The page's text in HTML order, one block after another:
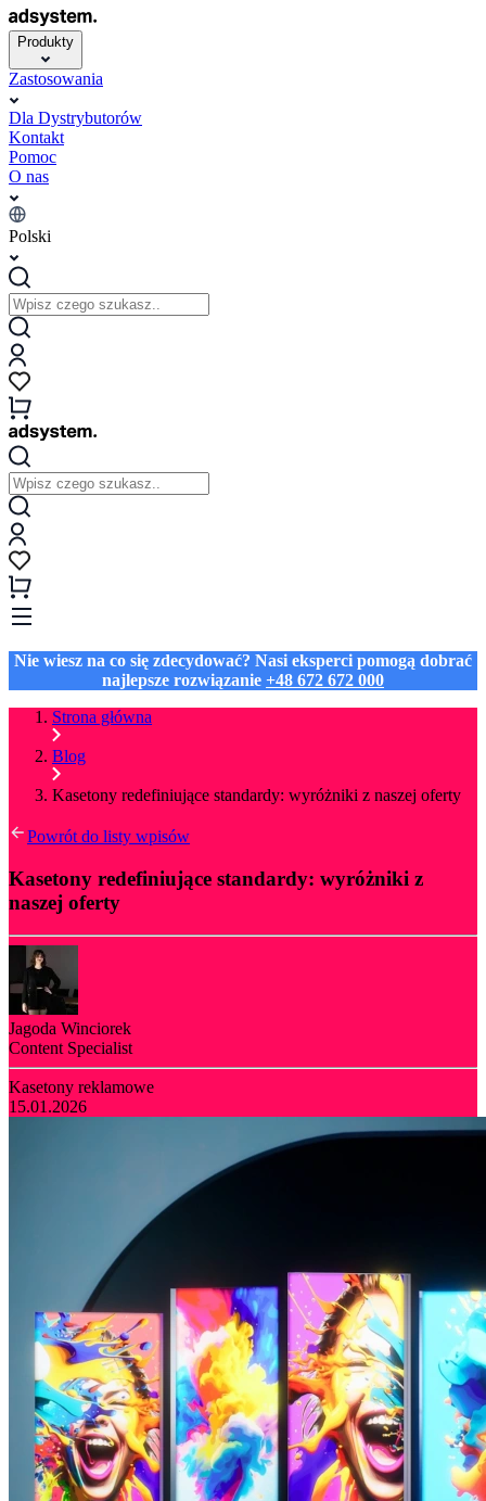
Produkty
Zastosowania
Dla Dystrybutorów
Kontakt
Pomoc
O nas
Polski
Nie wiesz na co się zdecydować? Nasi eksperci pomogą dobrać
najlepsze rozwiązanie +48 672 672 000
Strona główna
Blog
Kasetony redefiniujące standardy: wyróżniki z naszej oferty
Powrót do listy wpisów
Kasetony redefiniujące standardy: wyróżniki z
naszej oferty
Jagoda Winciorek
Content Specialist
Kasetony reklamowe
15.01.2026